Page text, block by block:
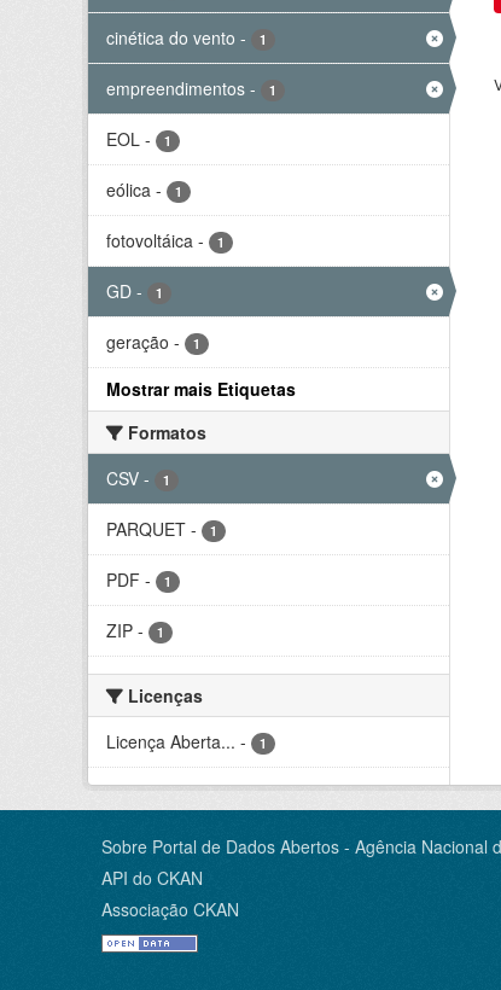
cinética do vento - 1
empreendimentos - 1
EOL - 1
eólica - 1
fotovoltáica - 1
GD - 1
geração - 1
Mostrar mais Etiquetas
Formatos
CSV - 1
PARQUET - 1
PDF - 1
ZIP - 1
Licenças
Licença Aberta... - 1
Sobre Portal de Dados Abertos - Agência Nacional
API do CKAN
Associação CKAN